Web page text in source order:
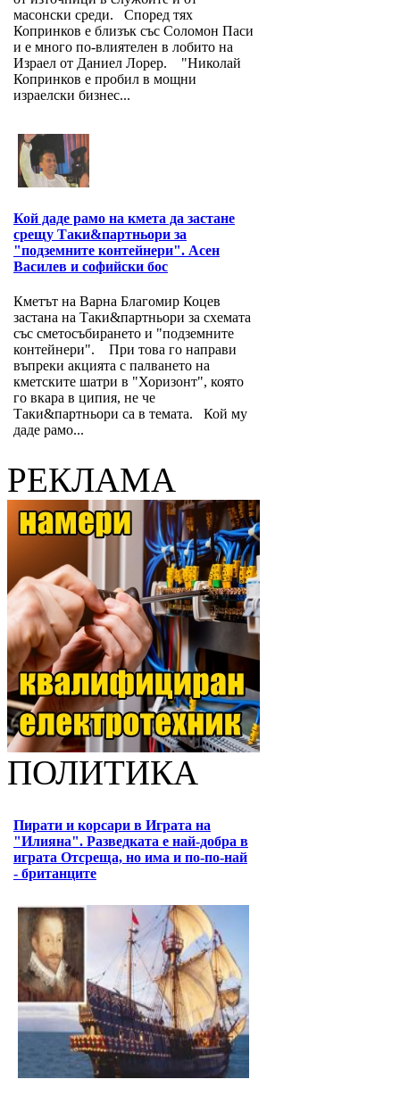
масонски среди. Според тях
Копринков е близък със Соломон Паси
и е много по-влиятелен в лобито на
Израел от Даниел Лорер. "Николай
Копринков е пробил в мощни
израелски бизнес...
Кой даде рамо на кмета да застане
срещу Таки&партньори за
"подземните контейнери". Асен
Василев и софийски бос
Кметът на Варна Благомир Коцев
застана на Таки&партньори за схемата
със сметосъбирането и "подземните
контейнери". При това го направи
въпреки акцията с палването на
кметските шатри в "Хоризонт", която
го вкара в ципия, не че
Таки&партньори са в темата. Кой му
даде рамо...
РЕКЛАМА
ПОЛИТИКА
Пирати и корсари в Играта на
"Илияна". Разведката е най-добра в
играта Отсреща, но има и по-по-най
- британците